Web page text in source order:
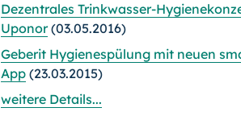
Dezentrales Trinkwasser-
Uponor(03.05.2016)
Geberit Hygienespülung mit neuen
App (23.03.2015)
weitere Details...